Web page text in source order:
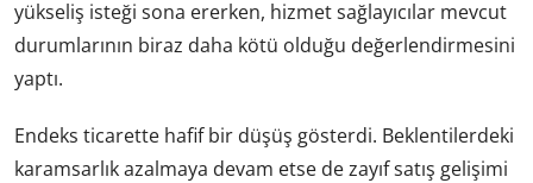
yükseliş isteği sona ererken, hizmet sağlayıcılar mevcut
durumlarının biraz daha kötü olduğu değerlendirmesini
yaptı.
Endeks ticarette hafif bir düşüş gösterdi. Beklentilerdeki
karamsarlık azalmaya devam etse de zayıf satış gelişimi